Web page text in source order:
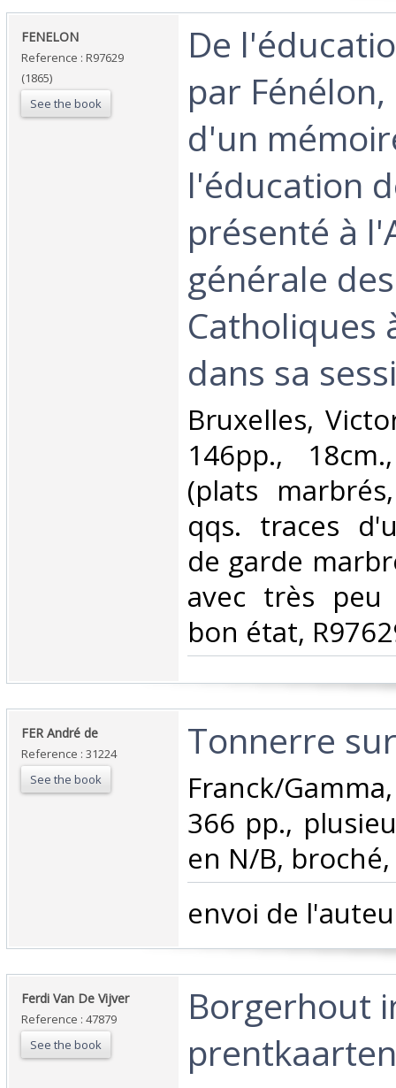
‎FENELON‎
Reference : R97629
(1865)
See the book
‎De
par
d'un
l'éducation
présenté à
générale des
Catholiques
dans sa
‎Bruxelles,
146pp.,
(plats
qqs. traces
de garde
avec très peu
bon état,
‎FER André de‎
Reference : 31224
See the book
‎Tonnerre
‎Franck/
366 pp.,
en N/B,
‎envoi de
‎Ferdi Van De Vijver‎
Reference : 47879
See the book
‎Borgerhout